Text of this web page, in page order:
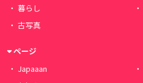
暮らし
古写真
ページ
Japaaan